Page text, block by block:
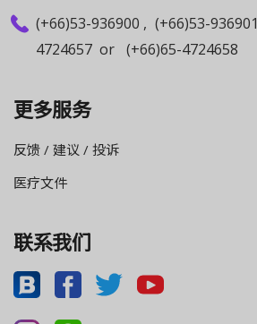
(+66)53-936900 , (+66)53-936901
4724657 or (+66)65-4724658
更多服务
反馈 / 建议 / 投诉
医疗文件
联系我们